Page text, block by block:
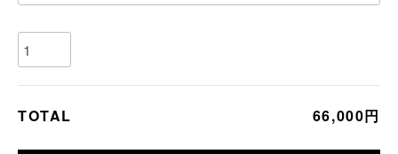
TOTAL 66,000円